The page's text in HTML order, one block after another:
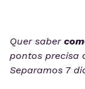
Quer saber
pontos precisa
Separamos 7